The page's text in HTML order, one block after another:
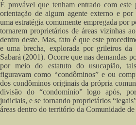
É provável que tenham entrado com este
orientação de algum agente externo e por
uma estratégia comumente empregada por
tornarem proprietários de áreas vizinhas
dentro deste. Mas, fato é que este
e uma brecha, explorada por grileiros da
Sabará (2001). Ocorre que nas demandas
por meio do estatuto do usucapião,
figuravam como “condôminos” e ou
dos condôminos originais da própria
divisão do “condomínio” logo após,
judiciais, e se tornando proprietários
áreas dentro do território da Comunidade